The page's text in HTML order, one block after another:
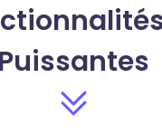
Puissantes